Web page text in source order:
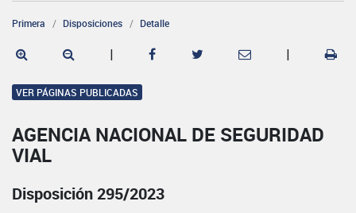
Primera Disposiciones Detalle
| |
VER PÁGINAS PUBLICADAS
AGENCIA NACIONAL DE SEGURIDAD
VIAL
Disposición 295/2023